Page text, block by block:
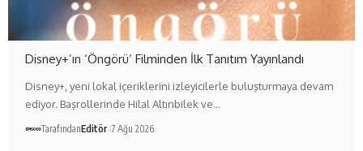
Disney+’ın ‘Öngörü’ Filminden İlk Tanıtım Yayınlandı
Disney+, yeni lokal içeriklerini izleyicilerle buluşturmaya devam
ediyor. Başrollerinde Hilal Altınbilek ve…
TarafındanEditör 7 Ağu 2026